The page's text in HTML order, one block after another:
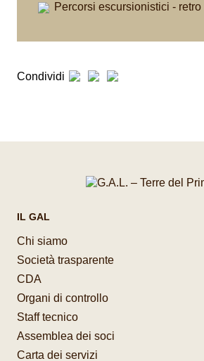
Percorsi escursionistici - retro
Condividi
IL GAL
Chi siamo
Società trasparente
CDA
Organi di controllo
Staff tecnico
Assemblea dei soci
Carta dei servizi